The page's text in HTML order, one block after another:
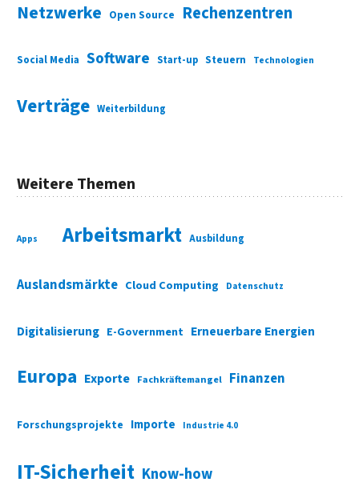
Netzwerke Open Source Rechenzentren
Social Media Software Start-up Steuern Technologien
Verträge Weiterbildung
Weitere Themen
Apps Arbeitsmarkt Ausbildung
Auslandsmärkte Cloud Computing Datenschutz
Digitalisierung E-Government Erneuerbare Energien
Europa Exporte Fachkräftemangel Finanzen
Forschungsprojekte Importe Industrie 4.0
IT-Sicherheit Know-how